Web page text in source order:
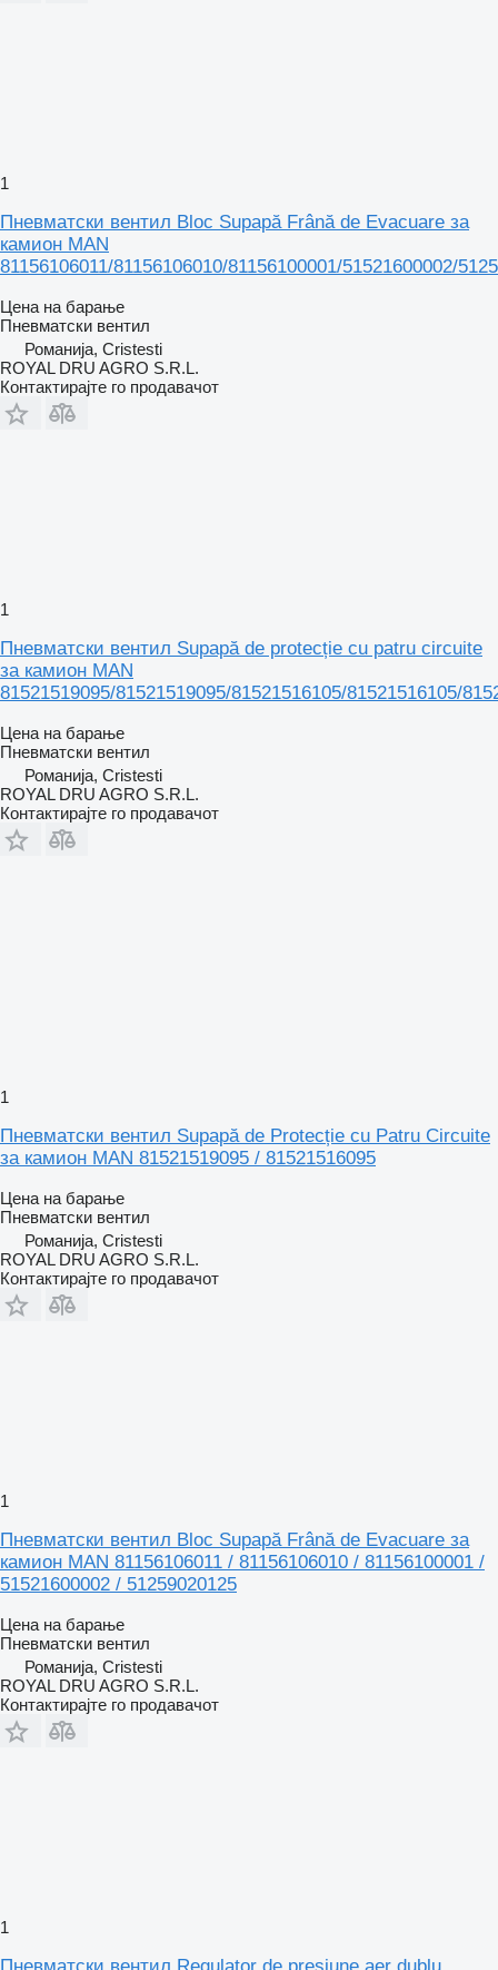
1
Пневматски вентил Bloc Supapă Frână de Evacuare за
камион MAN
81156106011/81156106010/81156100001/51521600002/
Цена на барање
Пневматски вентил
Романија, Cristesti
ROYAL DRU AGRO S.R.L.
Контактирајте го продавачот
1
Пневматски вентил Supapă de protecție cu patru circuite
за камион MAN
81521519095/81521519095/81521516105/81521516105/
Цена на барање
Пневматски вентил
Романија, Cristesti
ROYAL DRU AGRO S.R.L.
Контактирајте го продавачот
1
Пневматски вентил Supapă de Protecție cu Patru Circuite
за камион MAN 81521519095 / 81521516095
Цена на барање
Пневматски вентил
Романија, Cristesti
ROYAL DRU AGRO S.R.L.
Контактирајте го продавачот
1
Пневматски вентил Bloc Supapă Frână de Evacuare за
камион MAN 81156106011 / 81156106010 / 81156100001 /
51521600002 / 51259020125
Цена на барање
Пневматски вентил
Романија, Cristesti
ROYAL DRU AGRO S.R.L.
Контактирајте го продавачот
1
Пневматски вентил Regulator de presiune aer dublu